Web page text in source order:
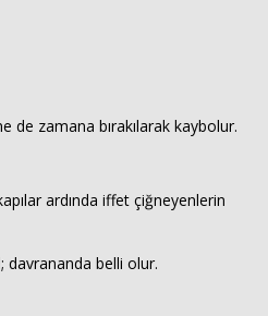
de zamana bırakılarak kaybolur.
ardında iffet çiğneyenlerin
davrananda belli olur.